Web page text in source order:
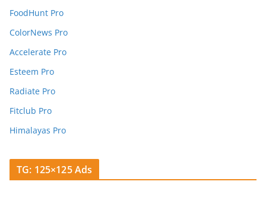
FoodHunt Pro
ColorNews Pro
Accelerate Pro
Esteem Pro
Radiate Pro
Fitclub Pro
Himalayas Pro
TG: 125×125 Ads